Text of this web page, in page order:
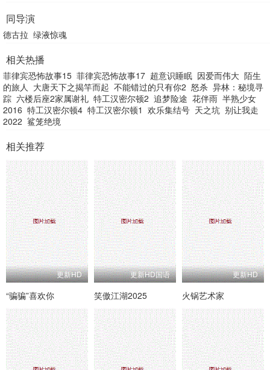
同导演
德古拉 绿液惊魂
相关热播
菲律宾恐怖故事15 菲律宾恐怖故事17 超意识睡眠 因爱而伟大 陌生
的旅人 大唐天下之揭竿而起 不能错过的只有你2 怒杀 异林：秘境寻
踪 六楼后座2家属谢礼 特工汉密尔顿2 追梦险途 花伴雨 半熟少女
2016 特工汉密尔顿4 特工汉密尔顿1 欢乐集结号 天之坑 别让我走
2022 鲨笼绝境
相关推荐
更新HD
“骗骗”喜欢你
更新HD国语
笑傲江湖2025
更新HD
火锅艺术家